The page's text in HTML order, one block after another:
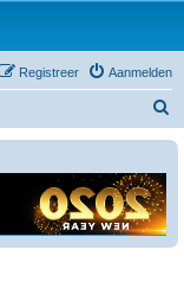
Aanmelden
Registreer